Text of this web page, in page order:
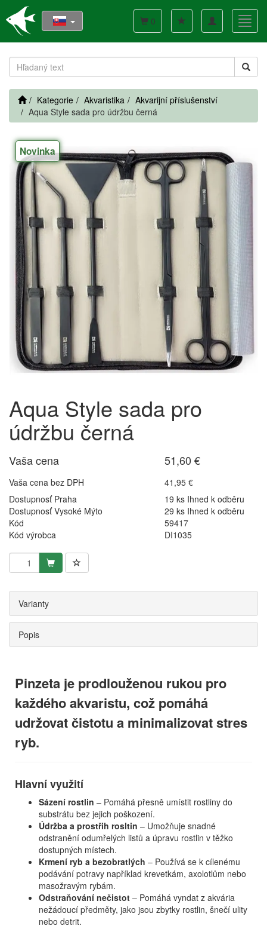
Toggle
navigation
0
Kategorie Akvaristika
Akvarijní příslušenství
Aqua Style sada pro údržbu černá
Novinka
Aqua Style sada pro
údržbu černá
Vaša cena 51,60 €
Vaša cena bez DPH
41,95 €
Dostupnosť Praha
19 ks Ihned k odběru
Dostupnosť Vysoké Mýto
29 ks Ihned k odběru
Kód
59417
Kód výrobca
DI1035
Varianty
Popis
Pinzeta je prodlouženou rukou pro
každého akvaristu, což pomáhá
udržovat čistotu a minimalizovat stres
ryb.
Hlavní využití
Sázení rostlin – Pomáhá přesně umístit rostliny do
substrátu bez jejich poškození.
Údržba a prostřih rosltin – Umožňuje snadné
odstranění odumřelých listů a úpravu rostlin v těžko
dostupných místech.
Krmení ryb a bezobratlých – Používá se k cílenému
podávání potravy například krevetkám, axolotlům nebo
masožravým rybám.
Odstraňování nečistot – Pomáhá vyndat z akvária
nežádoucí předměty, jako jsou zbytky rostlin, šnečí ulity
nebo detrit.